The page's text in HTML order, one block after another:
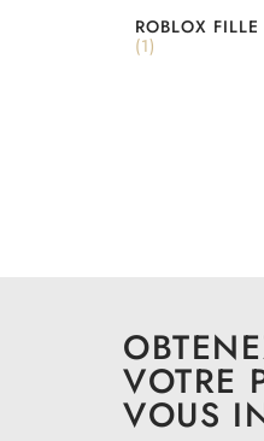
ROBLOX FILLE
(1)
VOTRE
VOUS